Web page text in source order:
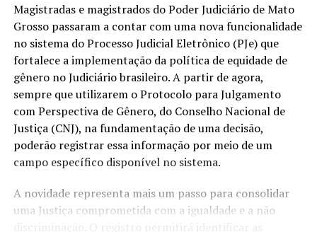
Magistradas e magistrados do Poder Judiciário de Mato
Grosso passaram a contar com uma nova funcionalidade
no sistema do Processo Judicial Eletrônico (PJe) que
fortalece a implementação da política de equidade de
gênero no Judiciário brasileiro. A partir de agora,
sempre que utilizarem o Protocolo para Julgamento
com Perspectiva de Gênero, do Conselho Nacional de
Justiça (CNJ), na fundamentação de uma decisão,
poderão registrar essa informação por meio de um
campo específico disponível no sistema.
A novidade representa mais um passo para consolidar
uma Justiça comprometida com a igualdade e a não